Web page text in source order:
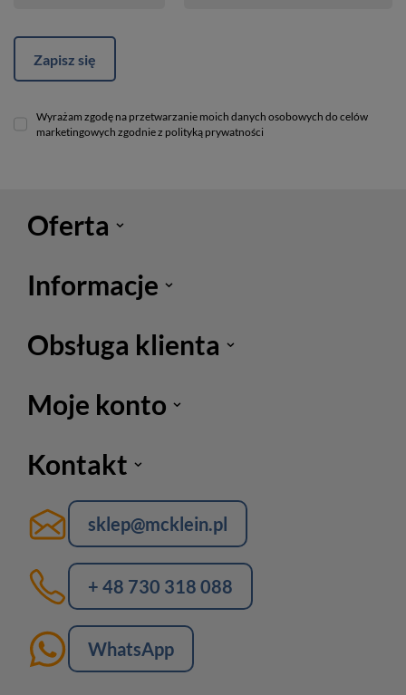
Zapisz się
Wyrażam zgodę na przetwarzanie moich danych osobowych do celów
marketingowych zgodnie z polityką prywatności
Oferta
Informacje
Obsługa klienta
Moje konto
Kontakt
sklep@mcklein.pl
+ 48 730 318 088
WhatsApp